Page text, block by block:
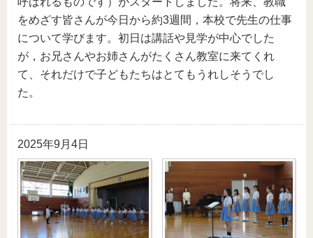
をめざす皆さんが今日から約3週間，本校で先生の仕事
について学びます。初日は講話や見学が中心でした
が，お兄さんやお姉さんがたくさん教室に来てくれ
て、それだけで子どもたちはとてもうれしそうでし
た。
2025年9月4日